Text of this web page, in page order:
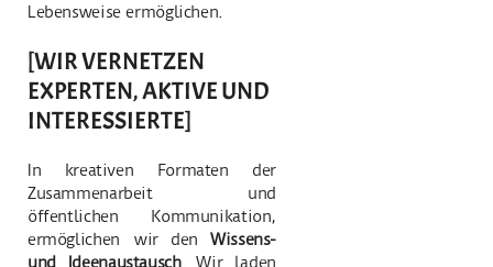
Lebensweise ermöglichen.
[WIR VERNETZEN
EXPERTEN, AKTIVE UND
INTERESSIERTE]
In kreativen Formaten der
Zusammenarbeit und
öffentlichen Kommunikation,
ermöglichen wir denWissens-
und Ideenaustausch.Wir laden